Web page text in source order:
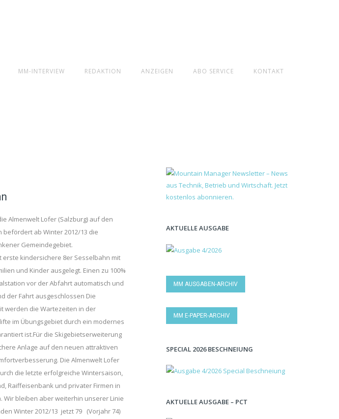
MM-INTERVIEW REDAKTION ANZEIGEN ABO SERVICE KONTAKT
Almenwelt Lofer (Salzburg) auf den
befördert ab Winter 2012/13 die
Gemeindegebiet.
kindersichere 8er Sesselbahn mit
und Kinder ausgelegt. Einen zu 100%
vor der Abfahrt automatisch und
der Fahrt ausgeschlossen Die
werden die Wartezeiten in der
im Übungsgebiet durch ein modernes
ist.Für die Skigebietserweiterung
Anlage auf den neuen attraktiven
Die Almenwelt Lofer
die letzte erfolgreiche Wintersaison,
Raiffeisenbank und privater Firmen in
Wir bleiben aber weiterhin unserer Linie
Winter 2012/13 jetzt 79  (Vorjahr 74)
AKTUELLE AUSGABE
MM AUSGABEN-ARCHIV
MM E-PAPER-ARCHIV
SPECIAL 2026 BESCHNEIUNG
AKTUELLE AUSGABE – PCT